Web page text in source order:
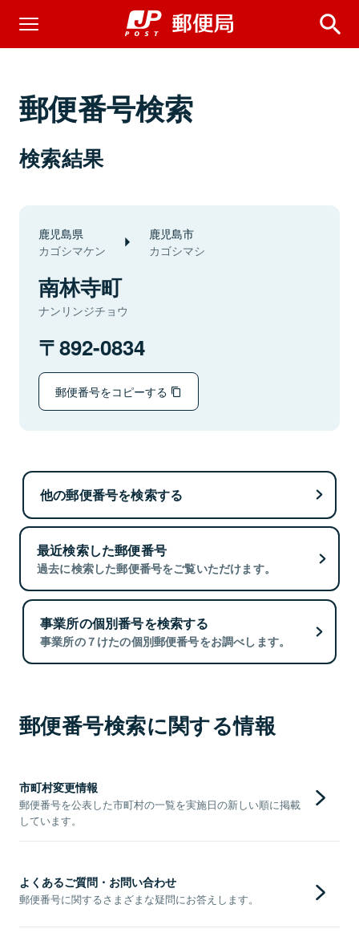
郵便番号検索
検索結果
鹿児島県
カゴシマケン
鹿児島市
カゴシマシ
南林寺町
ナンリンジチョウ
892-0834
郵便番号をコピーする
他の郵便番号を検索する
最近検索した郵便番号
過去に検索した郵便番号をご覧いただけます。
事業所の個別番号を検索する
事業所の７けたの個別郵便番号をお調べします。
郵便番号検索に関する情報
市町村変更情報
郵便番号を公表した市町村の一覧を実施日の新しい順に掲載
しています。
よくあるご質問・お問い合わせ
郵便番号に関するさまざまな疑問にお答えします。